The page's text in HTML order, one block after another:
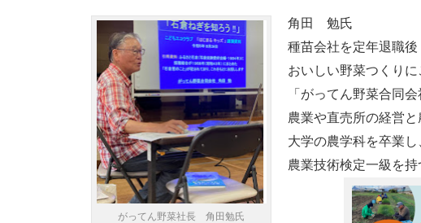
がってん野菜社長 角田勉氏
角田 勉氏
種苗会社を定年退職後
おいしい野菜つくりに
「がってん野菜合同会
農業や直売所の経営
大学の農学科を卒業
農業技術検定一級を